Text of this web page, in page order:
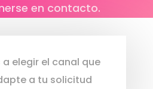
en contacto.
elegir el canal que
a tu solicitud